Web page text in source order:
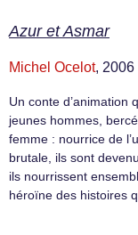
Azur et Asmar
Michel Ocelot, 2006
Un conte d’animation
jeunes hommes,
femme : nourrice de
brutale, ils sont
ils nourrissent
héroïne des histoires